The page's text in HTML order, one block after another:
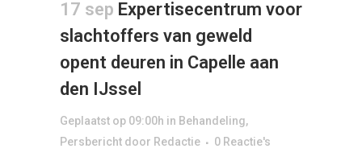
17 sep Expertisecentrum voor
slachtoffers van geweld
opent deuren in Capelle aan
den IJssel
Geplaatst op 09:00h in Behandeling,
Persbericht door Redactie 0 Reactie's